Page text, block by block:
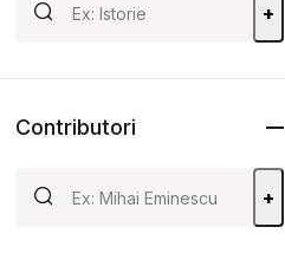
+
Contributori
+